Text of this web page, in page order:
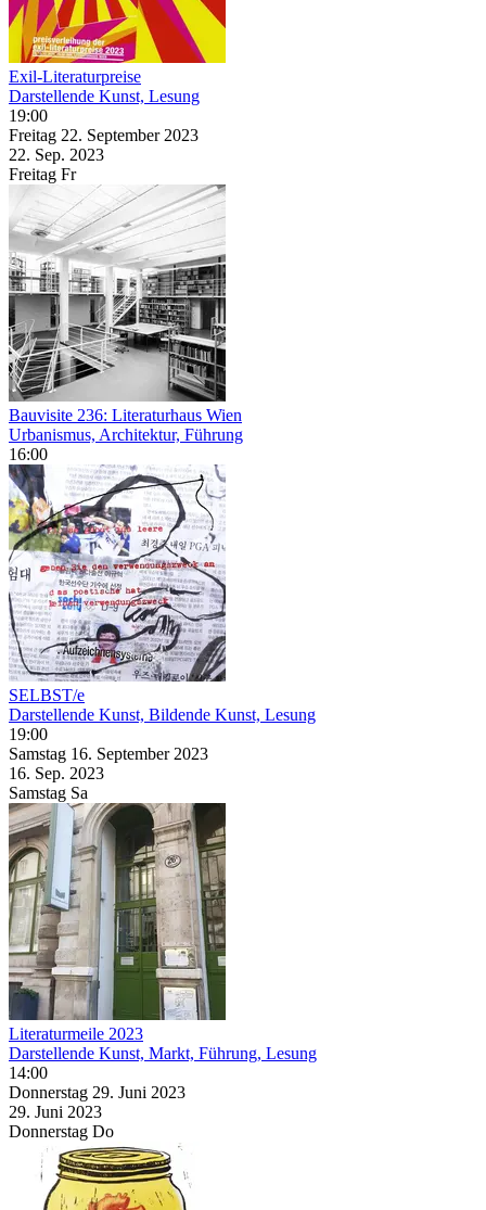
Exil-Literaturpreise
Darstellende Kunst, Lesung
19:00
Freitag 22. September 2023
22. Sep. 2023
Freitag Fr
Bauvisite 236: Literaturhaus Wien
Urbanismus, Architektur, Führung
16:00
SELBST/e
Darstellende Kunst, Bildende Kunst, Lesung
19:00
Samstag 16. September 2023
16. Sep. 2023
Samstag Sa
Literaturmeile 2023
Darstellende Kunst, Markt, Führung, Lesung
14:00
Donnerstag 29. Juni 2023
29. Juni 2023
Donnerstag Do